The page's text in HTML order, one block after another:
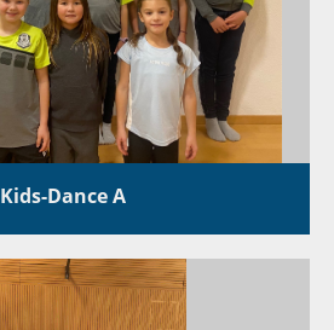
Kids-Dance A